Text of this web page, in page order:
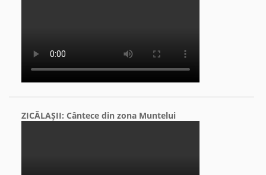
ZICĂLAŞII: Cântece din zona Muntelui